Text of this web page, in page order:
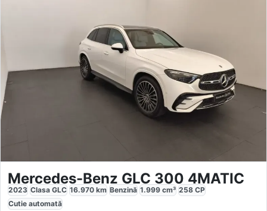
Mercedes-Benz GLC 300 4MATIC
2023 Clasa GLC 16.970 km Benzină 1.999 cm³ 258 CP
Cutie automată